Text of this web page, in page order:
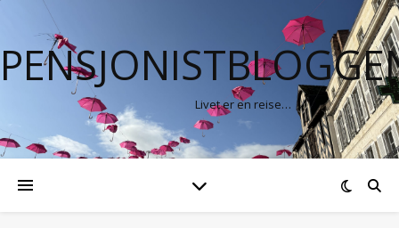
Livet er en reise…